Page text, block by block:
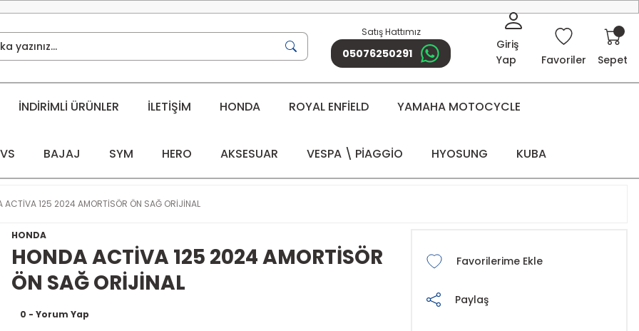
Satış Hattımız
05076250291
Giriş
Yap
Favoriler Sepet
İNDİRİMLİ ÜRÜNLER İLETİŞİM HONDA ROYAL ENFİELD YAMAHA MOTOCYCLE
BAJAJ SYM HERO AKSESUAR VESPA \ PİAGGİO HYOSUNG KUBA
ACTİVA 125 2024 AMORTİSÖR ÖN SAĞ ORİJİNAL
HONDA
HONDA ACTİVA 125 2024 AMORTİSÖR
ÖN SAĞ ORİJİNAL
0 - Yorum Yap
Paylaş